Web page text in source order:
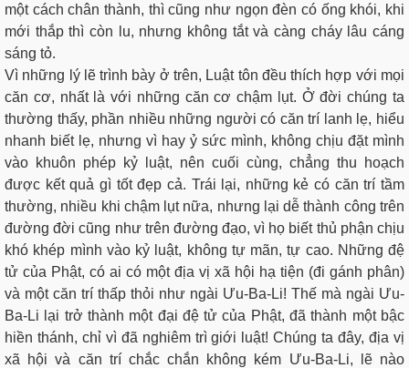
một cách chân thành, thì cũng như ngọn đèn có ống khói, khi
mới thắp thì còn lu, nhưng không tắt và càng cháy lâu cáng
sáng tỏ.
Vì những lý lẽ trình bày ở trên, Luật tôn đều thích hợp với mọi
căn cơ, nhất là với những căn cơ chậm lụt. Ở đời chúng ta
thường thấy, phần nhiều những người có căn trí lanh lẹ, hiểu
nhanh biết lẹ, nhưng vì hay ỷ sức mình, không chịu đặt mình
vào khuôn phép kỷ luật, nên cuối cùng, chẳng thu hoạch
được kết quả gì tốt đẹp cả. Trái lại, những kẻ có căn trí tầm
thường, nhiều khi chậm lụt nữa, nhưng lại dễ thành công trên
đường đời cũng như trên đường đạo, vì họ biết thủ phận chịu
khó khép mình vào kỷ luật, không tự mãn, tự cao. Những đệ
tử của Phật, có ai có một địa vị xã hội hạ tiện (đi gánh phân)
và một căn trí thấp thỏi như ngài Ưu-Ba-Li! Thế mà ngài Ưu-
Ba-Li lại trở thành một đại đệ tử của Phật, đã thành một bậc
hiền thánh, chỉ vì đã nghiêm trì giới luật! Chúng ta đây, địa vị
xã hội và căn trí chắc chắn không kém Ưu-Ba-Li, lẽ nào